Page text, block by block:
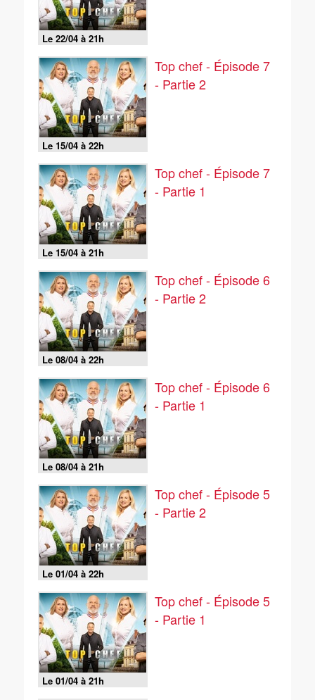
Le 22/04 à 21h
Le 15/04 à 22h
Top chef - Épisode 7
- Partie 2
Le 15/04 à 21h
Top chef - Épisode 7
- Partie 1
Le 08/04 à 22h
Top chef - Épisode 6
- Partie 2
Le 08/04 à 21h
Top chef - Épisode 6
- Partie 1
Le 01/04 à 22h
Top chef - Épisode 5
- Partie 2
Le 01/04 à 21h
Top chef - Épisode 5
- Partie 1